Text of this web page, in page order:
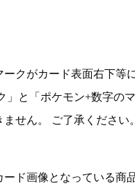
クがカード表面右下等
と「ポケモン+数字のマ
せん。 ご了承ください
ド画像となっている商